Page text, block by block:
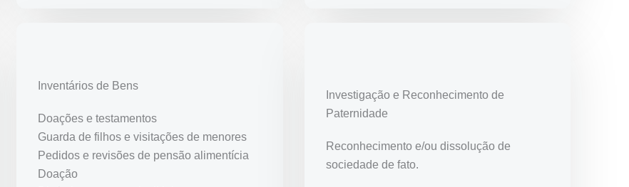
Inventários de Bens
Doações e testamentos
Guarda de filhos e visitações de menores
Pedidos e revisões de pensão alimentícia
Doação
Investigação e Reconhecimento de
Paternidade
Reconhecimento e/ou dissolução de
sociedade de fato.